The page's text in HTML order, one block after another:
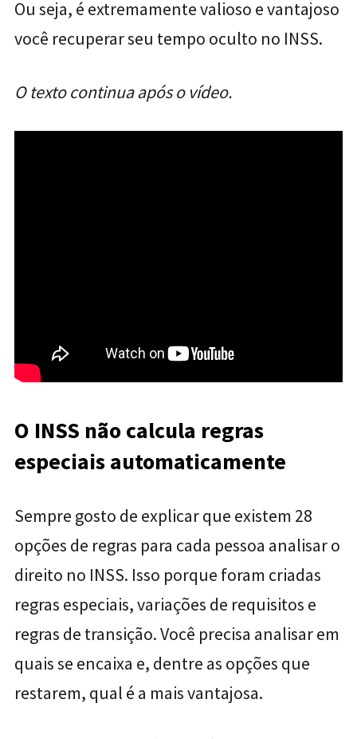
Ou seja, é extremamente valioso e vantajoso
você recuperar seu tempo oculto no INSS.
O texto continua após o vídeo.
O INSS não calcula regras
especiais automaticamente
Sempre gosto de explicar que existem 28
opções de regras para cada pessoa analisar o
direito no INSS. Isso porque foram criadas
regras especiais, variações de requisitos e
regras de transição. Você precisa analisar em
quais se encaixa e, dentre as opções que
restarem, qual é a mais vantajosa.